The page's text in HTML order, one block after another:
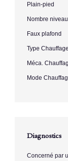
Plain-pied
Nombre
Faux plafond
Type Chauffage
Méca.
Mode
Diagnostics
Concerné par